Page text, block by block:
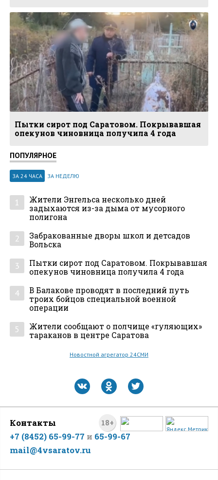
Пытки сирот под Саратовом. Покрывавшая
опекунов чиновница получила 4 года
ПОПУЛЯРНОЕ
ЗА 24 ЧАСА ЗА НЕДЕЛЮ
1
Жители Энгельса несколько дней
задыхаются из-за дыма от мусорного
полигона
2
Забракованные дворы школ и детсадов
Вольска
3
Пытки сирот под Саратовом. Покрывавшая
опекунов чиновница получила 4 года
4
В Балакове проводят в последний путь
троих бойцов специальной военной
операции
5
Жители сообщают о полчище «гуляющих»
тараканов в центре Саратова
Новостной агрегатор 24СМИ
18+
Контакты
+7 (8452) 65-99-77 и 65-99-67
mail@4vsaratov.ru